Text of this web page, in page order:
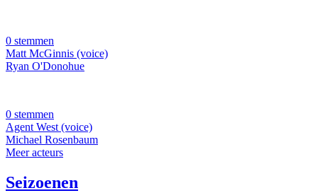
0 stemmen
Matt McGinnis (voice)
Ryan O'Donohue
0 stemmen
Agent West (voice)
Michael Rosenbaum
Meer acteurs
Seizoenen